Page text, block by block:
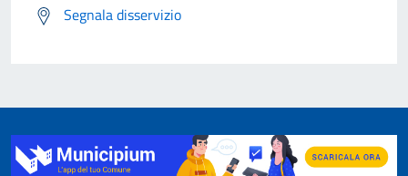
Segnala disservizio